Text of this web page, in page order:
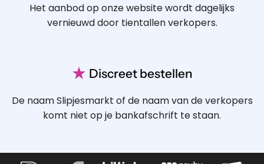
Het aanbod op onze website wordt dagelijks
vernieuwd door tientallen verkopers.
★ Discreet bestellen
De naam Slipjesmarkt of de naam van de verkopers
komt niet op je bankafschrift te staan.